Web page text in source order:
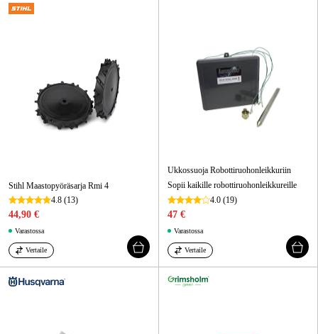
Stihl Maastopyöräsarja Rmi 4
4.8 (13)
44,90 €
Varastossa
Vertaile
Ukkossuoja Robottiruohonleikkuriin
Sopii kaikille robottiruohonleikkureille
4.0 (19)
47 €
Varastossa
Vertaile